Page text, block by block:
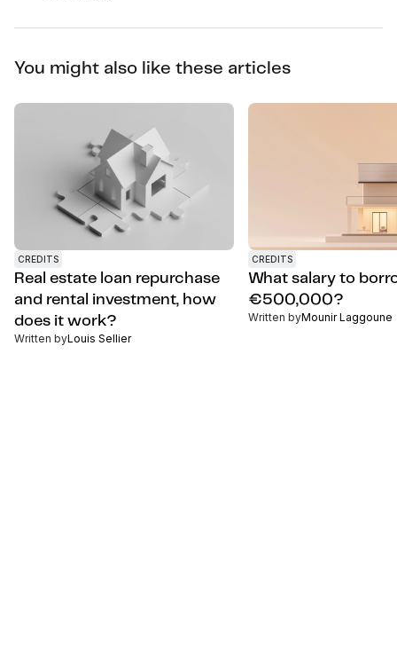
You might also like these articles
CREDITS
Real estate loan repurchase
and rental investment, how
does it work?
Written byLouis Sellier
CREDITS
What salary to
€500,000?
Written byMounir Laggoune